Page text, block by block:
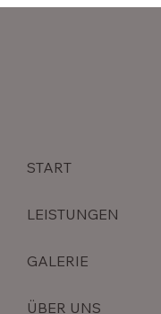
START
LEISTUNGEN
GALERIE
ÜBER UNS